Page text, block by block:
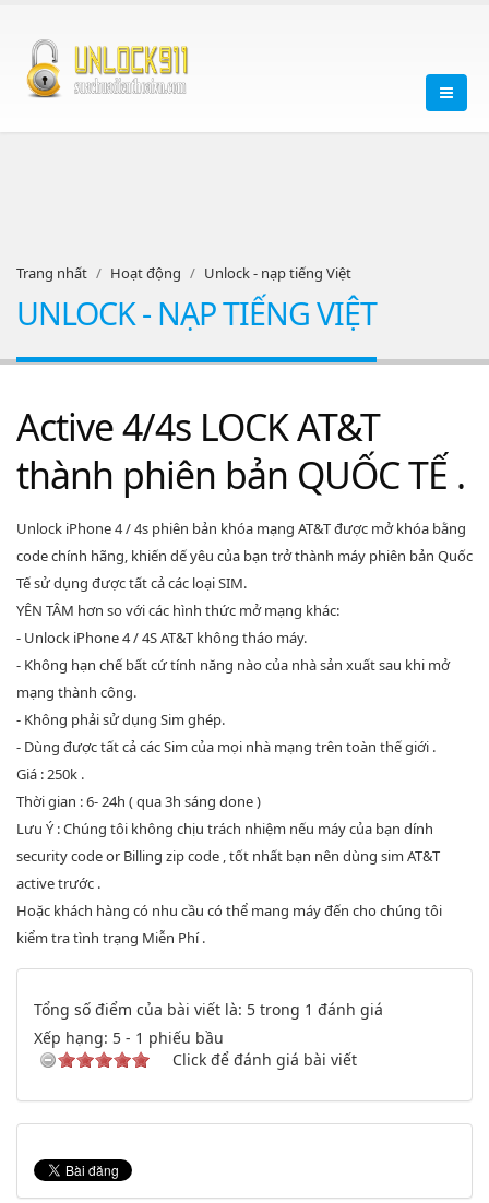
Trang nhất Hoạt động Unlock - nạp tiếng Việt
UNLOCK - NẠP TIẾNG VIỆT
Active 4/4s LOCK AT&T
thành phiên bản QUỐC TẾ .
Unlock iPhone 4 / 4s phiên bản khóa mạng AT&T được mở khóa bằng
code chính hãng, khiến dế yêu của bạn trở thành máy phiên bản Quốc
Tế sử dụng được tất cả các loại SIM.
YÊN TÂM hơn so với các hình thức mở mạng khác:
- Unlock iPhone 4 / 4S AT&T không tháo máy.
- Không hạn chế bất cứ tính năng nào của nhà sản xuất sau khi mở
mạng thành công.
- Không phải sử dụng Sim ghép.
- Dùng được tất cả các Sim của mọi nhà mạng trên toàn thế giới .
Giá : 250k .
Thời gian : 6- 24h ( qua 3h sáng done )
Lưu Ý : Chúng tôi không chịu trách nhiệm nếu máy của bạn dính
security code or Billing zip code , tốt nhất bạn nên dùng sim AT&T
active trước .
Hoặc khách hàng có nhu cầu có thể mang máy đến cho chúng tôi
kiểm tra tình trạng Miễn Phí .
Tổng số điểm của bài viết là: 5 trong 1 đánh giá
Xếp hạng: 5 - 1 phiếu bầu
Click để đánh giá bài viết